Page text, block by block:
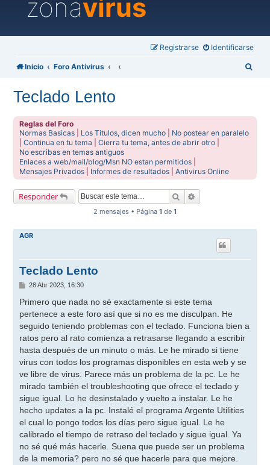
zonavirus
Identificarse
Registrarse
Inicio Foro Antivirus
Teclado Lento
Reglas del Foro
Normas Basicas
Los Titulos, dicen mucho
No postear en paralelo
|Continua en tu tema |Cierra tu tema, antes de abrir otro
No escribas en temas antiguos
Enlaces a web/mail/blog/Msn NO estan permitidos
Mensajes Privados
Informes de resultados |Antivirus Online
Responder Buscar
2 mensajes • Página 1 de 1
AGR
Teclado Lento
M
n
a
j
e
28 Abr 2023, 16:30
Primero que nada no sé exactamente si este tema
pertenece a este foro así que si no es me disculpan. He
seguido teniendo problemas con el teclado. Funciona bien a
ratos pero al rato comienza a retrasarse llegando a escribir
hasta después de un minuto o más. Le he mirado si tiene
virus con todos los programas disponibles en esta web y se
ve libre de virus. Parece más un problema de la pc. Le he
mirado también el troubleshooting que ofrece el teclado y
sigue igual. Lo he desinstalado y vuelto a instalar. Le he
hecho updates a la pc. Instalé el programa Argente Utilities
el cual lo pongo todos los días pero sigue igual. Le he
calibrado el tiempo de retraso del teclado y sigue igual. Ya
no sé qué más hacerle. Suena que puede ser un problema
de la memoria? pero no sé que hacerle para que mejore.